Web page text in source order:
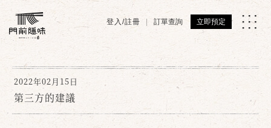
登入/註冊 訂單查詢 立即預定
2022年02月15日
第三方的建議